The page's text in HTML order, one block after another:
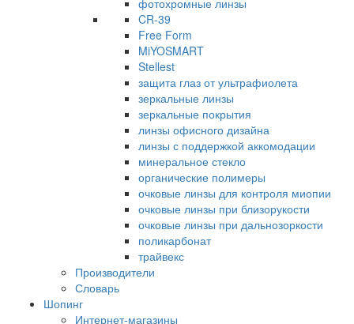
фотохромные линзы
CR-39
Free Form
MiYOSMART
Stellest
защита глаз от ультрафиолета
зеркальные линзы
зеркальные покрытия
линзы офисного дизайна
линзы с поддержкой аккомодации
минеральное стекло
органические полимеры
очковые линзы для контроля миопии
очковые линзы при близорукости
очковые линзы при дальнозоркости
поликарбонат
трайвекс
Производители
Словарь
Шопинг
Интернет-магазины